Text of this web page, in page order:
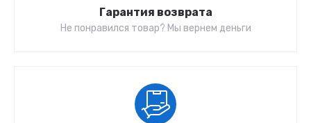
Гарантия возврата
Не понравился товар? Мы вернем деньги